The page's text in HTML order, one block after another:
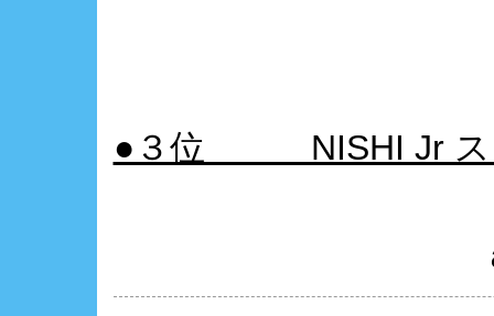
●３位 NISHI Jr ス